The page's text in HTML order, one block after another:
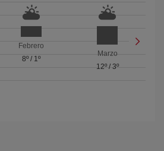
Febrero
8º/ 1º
Marzo
12º/ 3º